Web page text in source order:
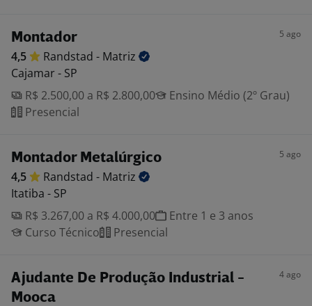
Montador 5 ago
4,5 Randstad - Matriz
Cajamar - SP
R$ 2.500,00 a R$ 2.800,00
Ensino Médio (2º Grau)
Presencial
Montador Metalúrgico 5 ago
4,5 Randstad - Matriz
Itatiba - SP
R$ 3.267,00 a R$ 4.000,00
Entre 1 e 3 anos
Curso Técnico
Presencial
Ajudante De Produção Industrial -
Mooca
4 ago